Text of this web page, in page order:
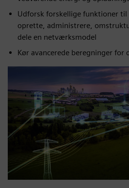
Udforsk forskellige funktioner
oprette, administrere,
dele en netværksmodel
Kør avancerede beregninger